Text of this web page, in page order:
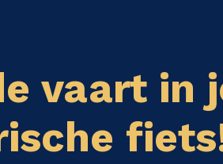
vaart in